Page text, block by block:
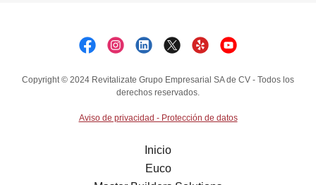
Copyright © 2024 Revitalizate Grupo Empresarial SA de CV - Todos los
derechos reservados.
Aviso de privacidad - Protección de datos
Inicio
Euco